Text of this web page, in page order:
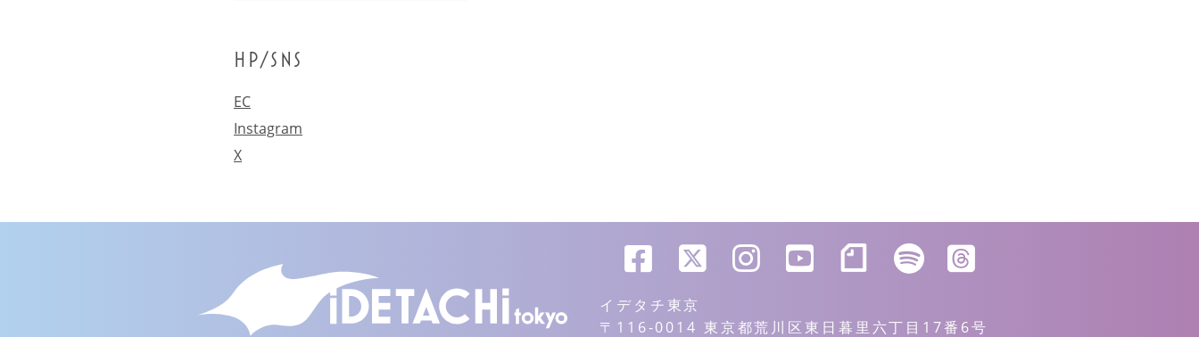
HP/SNS
EC
Instagram
X
イデタチ東京
〒116-0014 東京都荒川区東日暮里六丁目17番6号